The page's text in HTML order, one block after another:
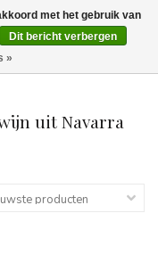
is mogelijk.
uit Navarra
met het gebruik van
Dit bericht verbergen
»